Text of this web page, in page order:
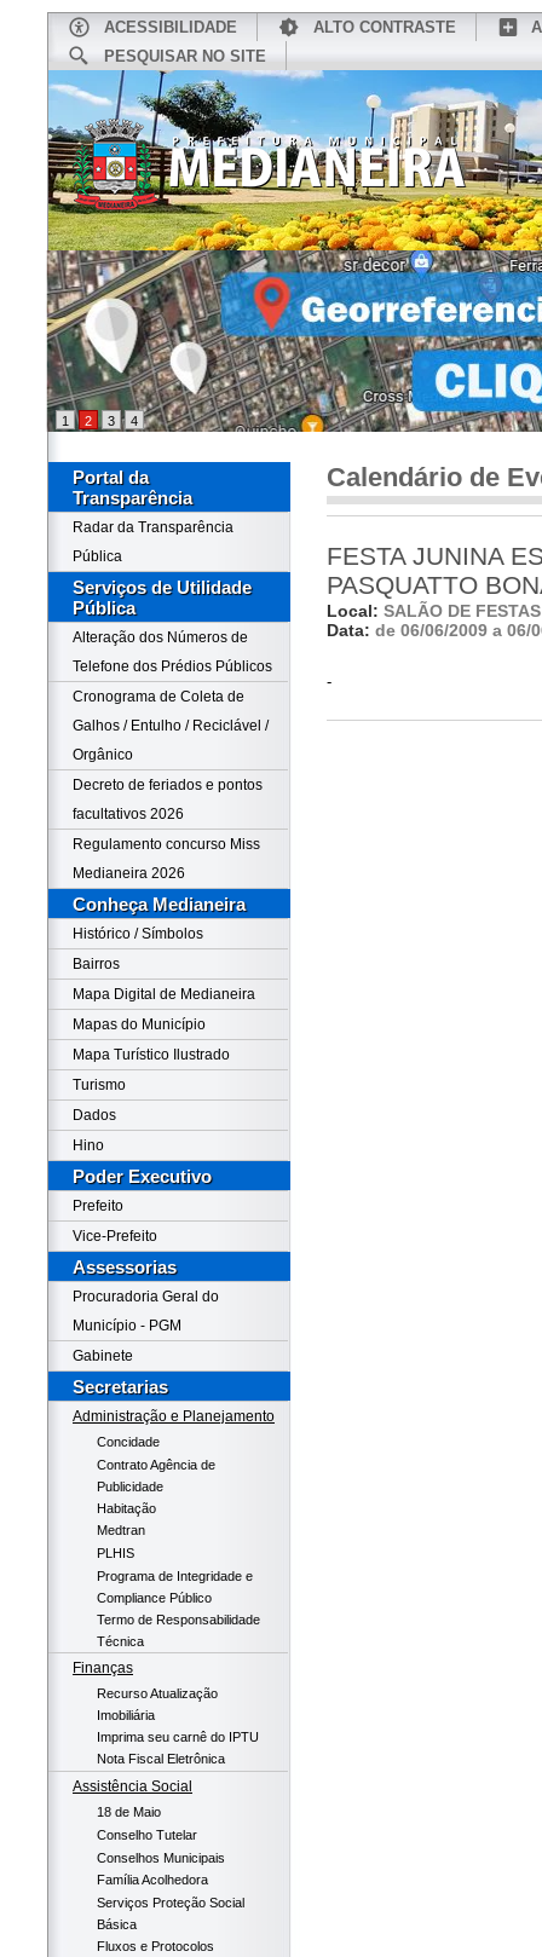
ACESSIBILIDADE ALTO CONTRASTE
PESQUISAR NO SITE
INÍCIO CONHEÇA MEDIANEIRA
1 2 3 4
Portal da
Transparência
Radar da Transparência
Pública
Serviços de Utilidade
Pública
Alteração dos Números de
Telefone dos Prédios Públicos
Cronograma de Coleta de
Galhos / Entulho / Reciclável /
Orgânico
Decreto de feriados e pontos
facultativos 2026
Regulamento concurso Miss
Medianeira 2026
Conheça Medianeira
Histórico / Símbolos
Bairros
Mapa Digital de Medianeira
Mapas do Município
Mapa Turístico Ilustrado
Turismo
Dados
Hino
Poder Executivo
Prefeito
Vice-Prefeito
Assessorias
Procuradoria Geral do
Município - PGM
Gabinete
Secretarias
Administração e Planejamento
Concidade
Contrato Agência de
Publicidade
Habitação
Medtran
PLHIS
Programa de Integridade e
Compliance Público
Termo de Responsabilidade
Técnica
Finanças
Recurso Atualização
Imobiliária
Imprima seu carnê do IPTU
Nota Fiscal Eletrônica
Assistência Social
18 de Maio
Conselho Tutelar
Conselhos Municipais
Família Acolhedora
Serviços Proteção Social
Básica
Fluxos e Protocolos
Calendário de
FESTA JUNINA
PASQUATTO
Local: SALÃO DE
Data: de 06/06/2009 a 06/
-